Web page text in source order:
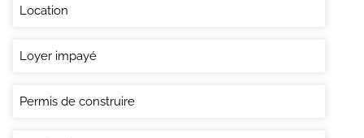
Location
Loyer impayé
Permis de construire